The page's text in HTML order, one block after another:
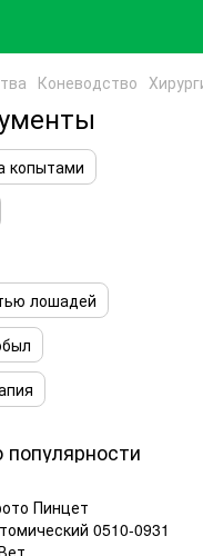
Коневодство
копытами
лошадей
популярности